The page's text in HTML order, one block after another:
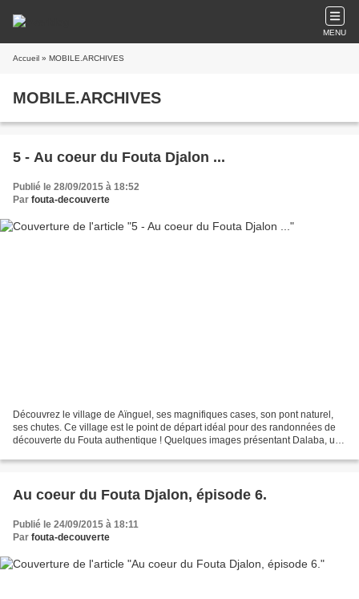
MENU
Accueil » MOBILE.ARCHIVES
MOBILE.ARCHIVES
5 - Au coeur du Fouta Djalon ...
Publié le 28/09/2015 à 18:52
Par fouta-decouverte
Découvrez le village de Aïnguel, ses magnifiques cases, son pont naturel,
ses chutes. Ce village est le point de départ idéal pour des randonnées de
découverte du Fouta authentique ! Quelques images présentant Dalaba, une
Au coeur du Fouta Djalon, épisode 6.
Publié le 24/09/2015 à 18:11
Par fouta-decouverte